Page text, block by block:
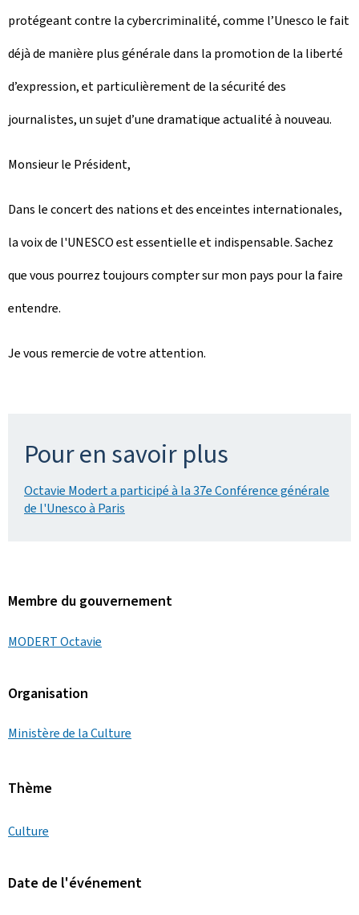
protégeant contre la cybercriminalité, comme l’Unesco le fait
déjà de manière plus générale dans la promotion de la liberté
d’expression, et particulièrement de la sécurité des
journalistes, un sujet d’une dramatique actualité à nouveau.
Monsieur le Président,
Dans le concert des nations et des enceintes internationales,
la voix de l'UNESCO est essentielle et indispensable. Sachez
que vous pourrez toujours compter sur mon pays pour la faire
entendre.
Je vous remercie de votre attention.
Pour en savoir plus
Octavie Modert a participé à la 37e Conférence générale
de l'Unesco à Paris
Membre du gouvernement
MODERT Octavie
Organisation
Ministère de la Culture
Thème
Culture
Date de l'événement